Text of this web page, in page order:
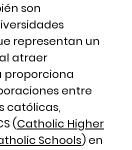
son
representan un
atraer
proporciona
entre
católicas,
(Catholic Higher
Schools) en